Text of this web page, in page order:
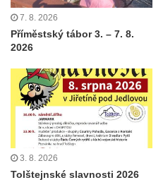
7. 8. 2026
Příměstský tábor 3. – 7. 8.
2026
3. 8. 2026
Tolštejnské slavnosti 2026